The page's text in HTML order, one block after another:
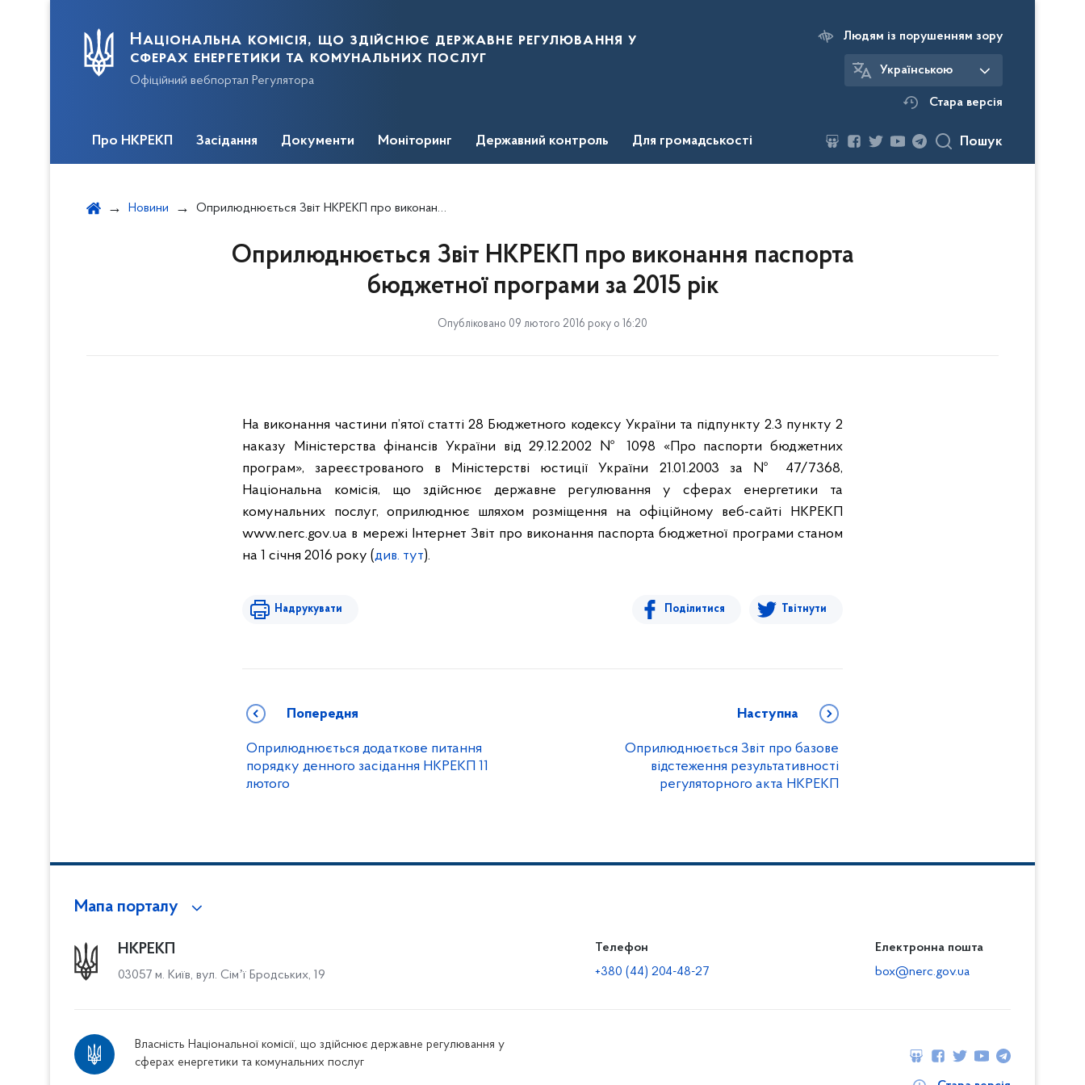
Національна комісія, що здійснює державне регулювання у
сферах енергетики та комунальних послуг
Офіційний вебпортал Регулятора
Людям із порушенням зору
Українською
Стара версія
Про НКРЕКП Засідання Документи Моніторинг Державний контроль Для громадськості Пошук
Новини Оприлюднюється Звіт НКРЕКП про виконання паспорта бюджетної програми за 2015 рік
Оприлюднюється Звіт НКРЕКП про виконання паспорта
бюджетної програми за 2015 рік
Опубліковано 09 лютого 2016 року о 16:20
На виконання частини п’ятої статті 28 Бюджетного кодексу України та підпункту 2.3 пункту 2
наказу Міністерства фінансів України від 29.12.2002 № 1098 «Про паспорти бюджетних
програм», зареєстрованого в Міністерстві юстиції України 21.01.2003 за № 47/7368,
Національна комісія, що здійснює державне регулювання у сферах енергетики та
комунальних послуг, оприлюднює шляхом розміщення на офіційному веб-сайті НКРЕКП
www.nerc.gov.ua в мережі Інтернет Звіт про виконання паспорта бюджетної програми станом
на 1 січня 2016 року (див. тут).
Надрукувати Поділитися Твітнути
Попередня
Оприлюднюється додаткове питання
порядку денного засідання НКРЕКП 11
лютого
Наступна
Оприлюднюється Звіт про базове
відстеження результативності
регуляторного акта НКРЕКП
Мапа порталу
НКРЕКП
03057 м. Київ, вул. Сімʼї Бродських, 19
Телефон
+380 (44) 204-48-27
Електронна пошта
box@nerc.gov.ua
Власність Національної комісії, що здійснює державне регулювання у
сферах енергетики та комунальних послуг